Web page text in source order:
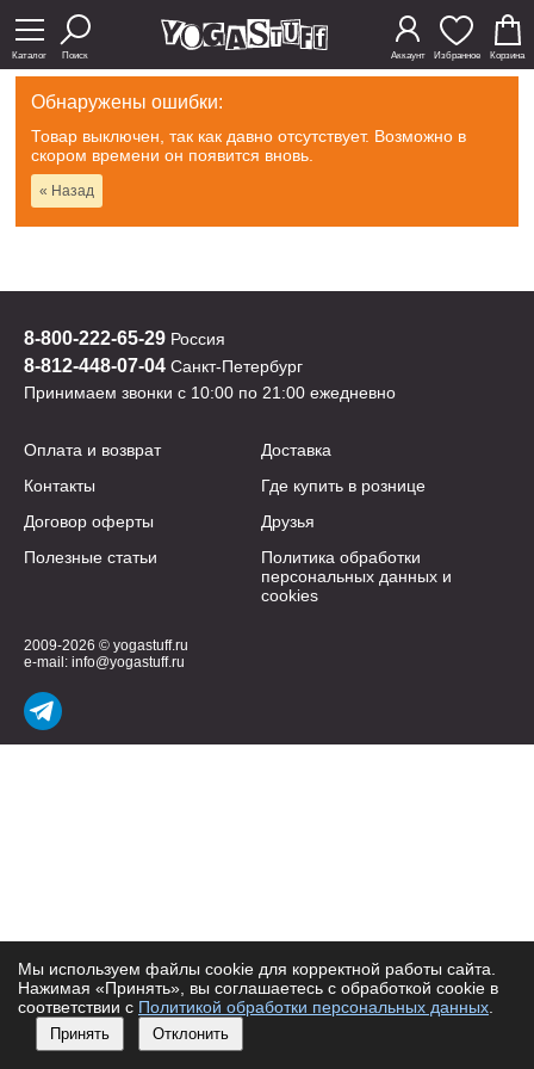
Каталог Поиск Аккаунт Избранное Корзина
Обнаружены ошибки:
Товар выключен, так как давно отсутствует. Возможно в
скором времени он появится вновь.
« Назад
8-800-222-65-29 Россия
8-812-448-07-04 Санкт-Петербург
Принимаем звонки с 10:00 по 21:00 ежедневно
Оплата и возврат
Доставка
Контакты
Где купить в рознице
Договор оферты
Друзья
Полезные статьи
Политика обработки
персональных данных и
cookies
2009-2026 © yogastuff.ru
e-mail: info@yogastuff.ru
Мы используем файлы cookie для корректной работы сайта.
Нажимая «Принять», вы соглашаетесь с обработкой cookie в
соответствии с Политикой обработки персональных данных
Принять Отклонить